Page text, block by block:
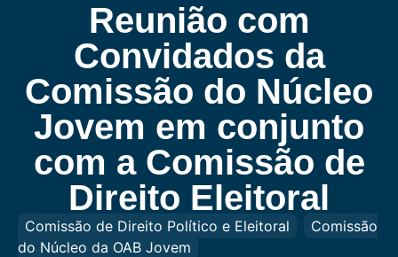
Reunião com
Convidados da
Comissão do Núcleo
Jovem em conjunto
com a Comissão de
Direito Eleitoral
Comissão de Direito Político e Eleitoral
Comissão
do Núcleo da OAB Jovem